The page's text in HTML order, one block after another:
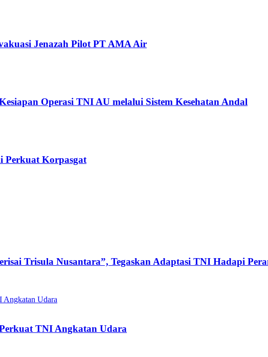
Jenazah Pilot PT AMA Air
Operasi TNI AU melalui Sistem Kesehatan Andal
Perkuat Korpasgat
Trisula Nusantara”, Tegaskan Adaptasi TNI Hadapi
TNI Angkatan Udara